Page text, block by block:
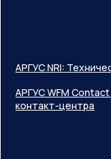
АРГУС NRI:
АРГУС WFM
контакт-центра